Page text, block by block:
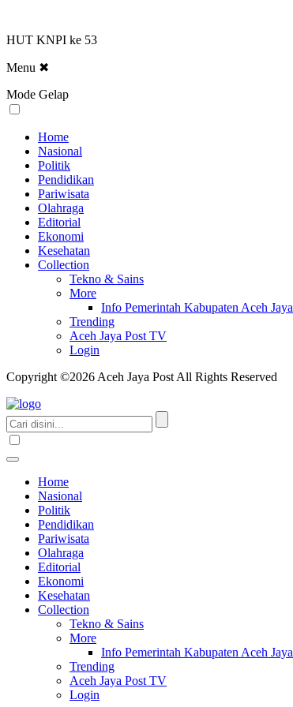
HUT KNPI ke 53
Menu ✖
Mode Gelap
Home
Nasional
Politik
Pendidikan
Pariwisata
Olahraga
Editorial
Ekonomi
Kesehatan
Collection
Tekno & Sains
More
Info Pemerintah Kabupaten Aceh Jaya
Trending
Aceh Jaya Post TV
Login
Copyright ©2026 Aceh Jaya Post All Rights Reserved
Home
Nasional
Politik
Pendidikan
Pariwisata
Olahraga
Editorial
Ekonomi
Kesehatan
Collection
Tekno & Sains
More
Info Pemerintah Kabupaten Aceh Jaya
Trending
Aceh Jaya Post TV
Login